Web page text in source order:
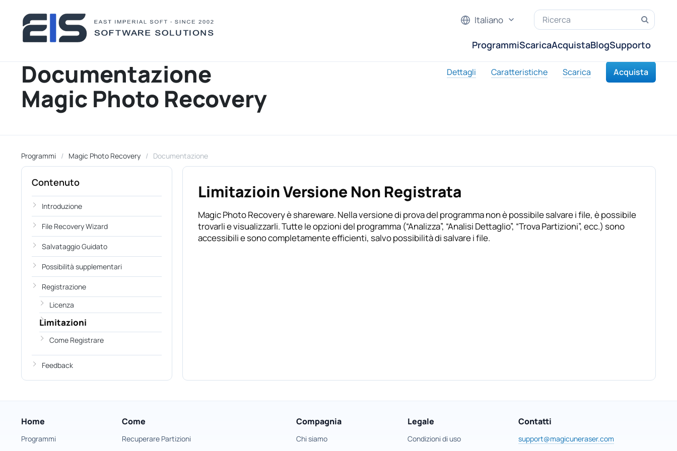
ProgrammiScaricaAcquistaBlogSupporto
Italiano
Documentazione
Magic Photo Recovery
Dettagli Caratteristiche Scarica Acquista
Programmi Magic Photo Recovery Documentazione
Limitazioin Versione Non Registrata
Magic Photo Recovery è shareware. Nella versione di prova del programma non è possibile salvare i file, è possibile
trovarli e visualizzarli. Tutte le opzioni del programma (“Analizza”, “Analisi Dettaglio”, “Trova Partizioni”, ecc.) sono
accessibili e sono completamente efficienti, salvo possibilità di salvare i file.
Contenuto
Introduzione
File Recovery Wizard
Salvataggio Guidato
Possibilità supplementari
Registrazione
Licenza
Limitazioni
Come Registrare
Feedback
Home
Programmi
Come
Recuperare Partizioni
Compagnia
Chi siamo
Legale
Condizioni di uso
Contatti
support@magicuneraser.com